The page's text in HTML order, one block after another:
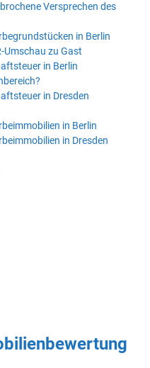
Versprechen des
in Berlin
Umschau zu Gast
in Berlin
in Dresden
in Berlin
in Dresden